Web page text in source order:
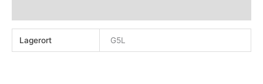
#
Cod.
Lagerort G5L